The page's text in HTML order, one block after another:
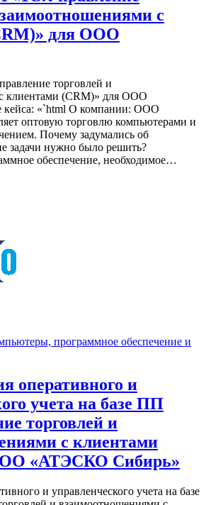
с
для ООО
торговлей и
клиентами (CRM)» для ООО
«`html О компании: ООО
оптовую торговлю компьютерами и
Почему задумались об
задачи нужно было решить?
обеспечение, необходимое…
программное обеспечение и
оперативного и
учета на базе ПП
торговлей и
с клиентами
«АТЭСКО Сибирь»
и управленческого учета на базе